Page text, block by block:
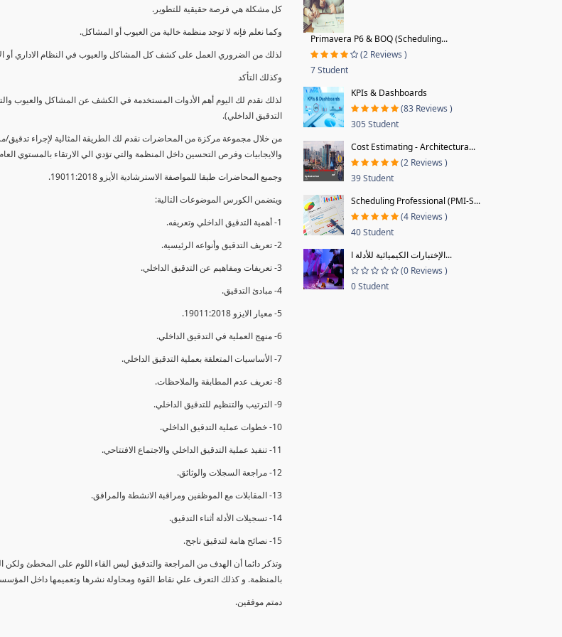
كل مشكلة هي فرصة حقيقية للتطوير.
وكما نعلم فإنه لا توجد منظمة خالية من العيوب أو المشاكل.
لذلك من الضروري العمل على كشف كل المشاكل والعيوب في النظام الاداري أو
وكذلك التأكد
لذلك نقدم لك اليوم أهم الأدوات المستخدمة في الكشف عن المشاكل والعيوب
التدقيق الداخلي).
من خلال مجموعة مركزة من المحاضرات نقدم لك الطريقة المثالية لإجراء
والايجابيات وفرص التحسين داخل المنظمة والتي تؤدي الي الارتقاء بالمستوي
وجميع المحاضرات طبقا للمواصفة الاسترشادية الأيزو 19011:2018.
ويتضمن الكورس الموضوعات التالية:
1- أهمية التدقيق الداخلي وتعريفه.
2- تعريف التدقيق وأنواعه الرئيسية.
3- تعريفات ومفاهيم عن التدقيق الداخلي.
4- مبادئ التدقيق.
5- معيار الايزو 19011:2018.
6- منهج العملية في التدقيق الداخلي.
7- الأساسيات المتعلقة بعملية التدقيق الداخلي.
8- تعريف عدم المطابقة والملاحظات.
9- الترتيب والتنظيم للتدقيق الداخلي.
10- خطوات عملية التدقيق الداخلي.
11- تنفيذ عملية التدقيق الداخلي والاجتماع الافتتاحي.
12- مراجعة السجلات والوثائق.
13- المقابلات مع الموظفين ومراقبة الانشطة والمرافق.
14- تسجيلات الأدلة أثناء التدقيق.
15- نصائح هامة لتدقيق ناجح.
وتذكر دائما أن الهدف من المراجعة والتدقيق ليس القاء اللوم على المخطئ
بالمنظمة. و كذلك التعرف علي نقاط القوة ومحاولة نشرها وتعميمها داخل
دمتم موفقين.
Primavera P6 & BOQ (Scheduling...
(2 Reviews )
7 Student
KPIs & Dashboards
(83 Reviews )
305 Student
Cost Estimating - Architectura...
(2 Reviews )
39 Student
Scheduling Professional (PMI-S...
(4 Reviews )
40 Student
الإختبارات الكيميائية للأدلة ا...
(0 Reviews )
0 Student